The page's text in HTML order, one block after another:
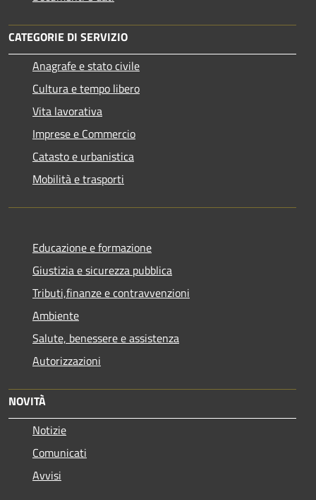
CATEGORIE DI SERVIZIO
Anagrafe e stato civile
Cultura e tempo libero
Vita lavorativa
Imprese e Commercio
Catasto e urbanistica
Mobilità e trasporti
Educazione e formazione
Giustizia e sicurezza pubblica
Tributi,finanze e contravvenzioni
Ambiente
Salute, benessere e assistenza
Autorizzazioni
NOVITÀ
Notizie
Comunicati
Avvisi